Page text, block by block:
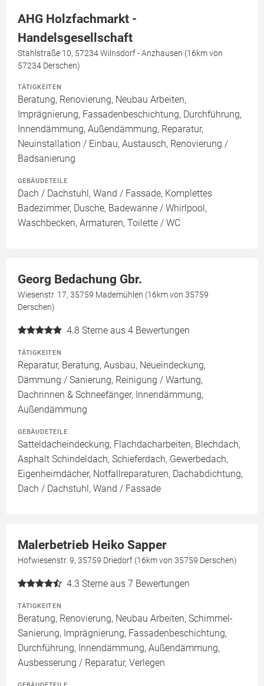
AHG Holzfachmarkt -
Handelsgesellschaft
Stahlstraße 10, 57234 Wilnsdorf - Anzhausen (16km von
57234 Derschen)
TÄTIGKEITEN
Beratung, Renovierung, Neubau Arbeiten,
Imprägnierung, Fassadenbeschichtung, Durchführung,
Innendämmung, Außendämmung, Reparatur,
Neuinstallation / Einbau, Austausch, Renovierung /
Badsanierung
GEBÄUDETEILE
Dach / Dachstuhl, Wand / Fassade, Komplettes
Badezimmer, Dusche, Badewanne / Whirlpool,
Waschbecken, Armaturen, Toilette / WC
Georg Bedachung Gbr.
Wiesenstr. 17, 35759 Mademühlen (16km von 35759
Derschen)
4.8 Sterne aus 4 Bewertungen
TÄTIGKEITEN
Reparatur, Beratung, Ausbau, Neueindeckung,
Dämmung / Sanierung, Reinigung / Wartung,
Dachrinnen & Schneefänger, Innendämmung,
Außendämmung
GEBÄUDETEILE
Satteldacheindeckung, Flachdacharbeiten, Blechdach,
Asphalt Schindeldach, Schieferdach, Gewerbedach,
Eigenheimdächer, Notfallreparaturen, Dachabdichtung,
Dach / Dachstuhl, Wand / Fassade
Malerbetrieb Heiko Sapper
Hofwiesenstr. 9, 35759 Driedorf (16km von 35759 Derschen)
4.3 Sterne aus 7 Bewertungen
TÄTIGKEITEN
Beratung, Renovierung, Neubau Arbeiten, Schimmel-
Sanierung, Imprägnierung, Fassadenbeschichtung,
Durchführung, Innendämmung, Außendämmung,
Ausbesserung / Reparatur, Verlegen